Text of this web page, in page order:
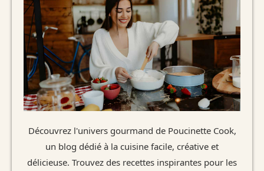
Découvrez l'univers gourmand de Poucinette Cook,
un blog dédié à la cuisine facile, créative et
délicieuse. Trouvez des recettes inspirantes pour les